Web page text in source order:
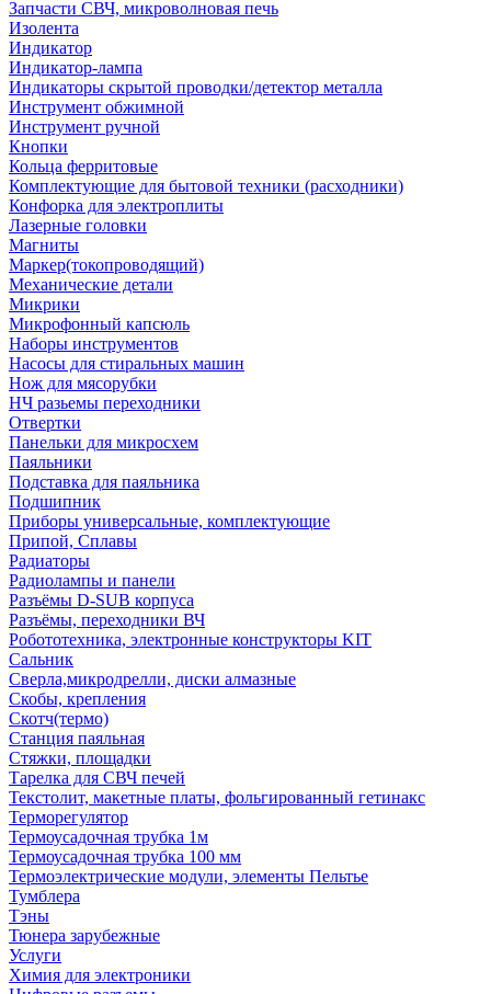
Запчасти СВЧ, микроволновая печь
Изолента
Индикатор
Индикатор-лампа
Индикаторы скрытой проводки/детектор металла
Инструмент обжимной
Инструмент ручной
Кнопки
Кольца ферритовые
Комплектующие для бытовой техники (расходники)
Конфорка для электроплиты
Лазерные головки
Магниты
Маркер(токопроводящий)
Механические детали
Микрики
Микрофонный капсюль
Наборы инструментов
Насосы для стиральных машин
Нож для мясорубки
НЧ разьемы переходники
Отвертки
Панельки для микросхем
Паяльники
Подставка для паяльника
Подшипник
Приборы универсальные, комплектующие
Припой, Сплавы
Радиаторы
Радиолампы и панели
Разъёмы D-SUB корпуса
Разъёмы, переходники ВЧ
Робототехника, электронные конструкторы KIT
Сальник
Сверла,микродрелли, диски алмазные
Скобы, крепления
Скотч(термо)
Станция паяльная
Стяжки, площадки
Тарелка для СВЧ печей
Текстолит, макетные платы, фольгированный гетинакс
Терморегулятор
Термоусадочная трубка 1м
Термоусадочная трубка 100 мм
Термоэлектрические модули, элементы Пельтье
Тумблера
Тэны
Тюнера зарубежные
Услуги
Химия для электроники